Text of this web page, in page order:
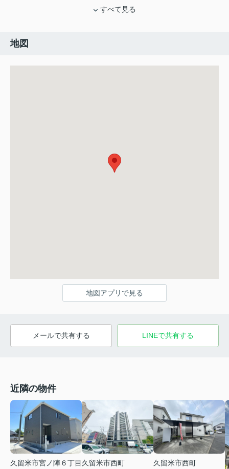
すべて見る
地図
地図アプリで見る
メールで共有する LINEで共有する
近隣の物件
久留米市宮ノ陣６丁目 久留米市西町
久留米市西町